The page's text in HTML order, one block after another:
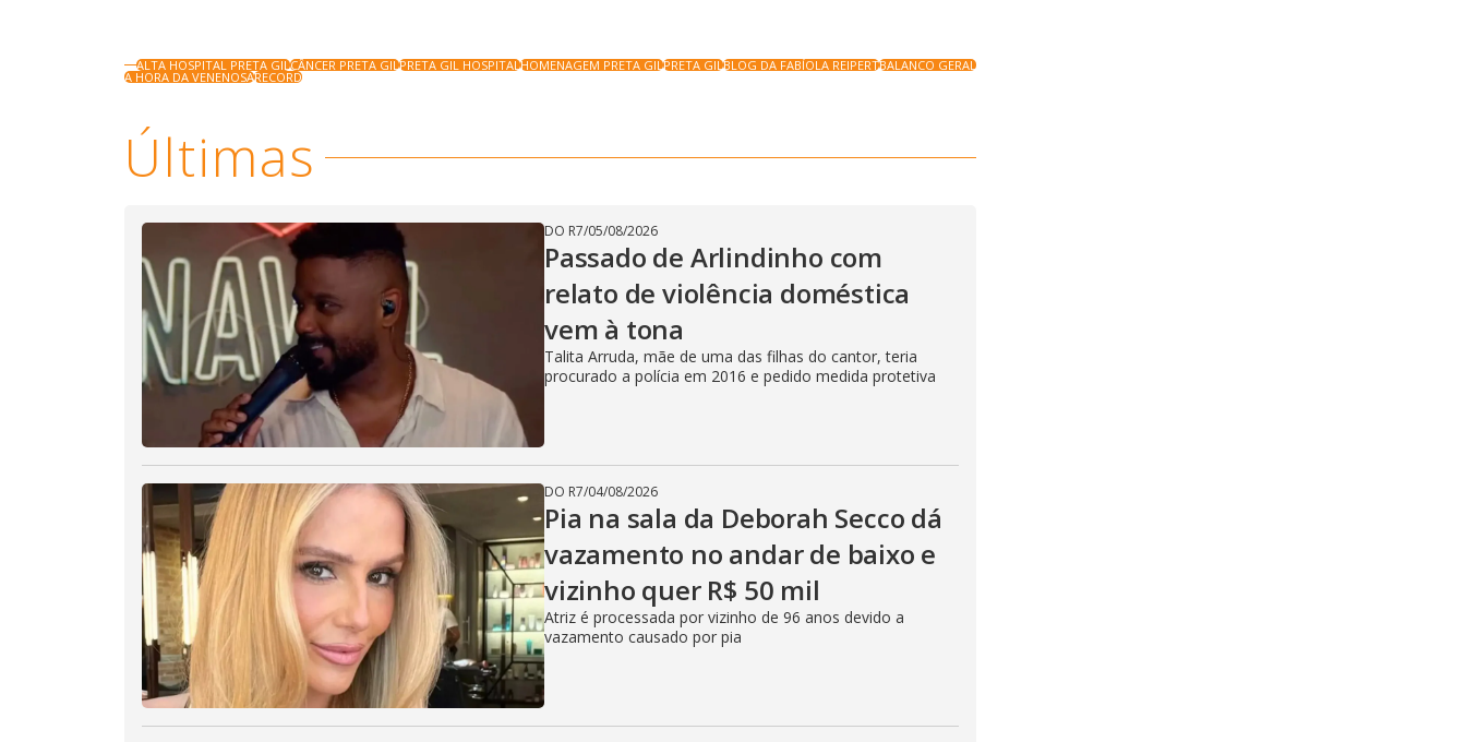
ALTA HOSPITAL PRETA GILCÂNCER PRETA GILPRETA GIL HOSPITALHOMENAGEM PRETA GILPRETA GILBLOG DA FABÍOLA REIPERTBALANCO GERAL
A HORA DA VENENOSARECORD
Últimas
DO R7/05/08/2026
Passado de Arlindinho com
relato de violência doméstica
vem à tona
Talita Arruda, mãe de uma das filhas do cantor, teria
procurado a polícia em 2016 e pedido medida protetiva
DO R7/04/08/2026
Pia na sala da Deborah Secco dá
vazamento no andar de baixo e
vizinho quer R$ 50 mil
Atriz é processada por vizinho de 96 anos devido a
vazamento causado por pia